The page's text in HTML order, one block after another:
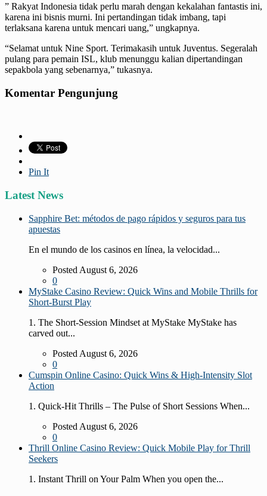
” Rakyat Indonesia tidak perlu marah dengan kekalahan fantastis ini,
karena ini bisnis murni. Ini pertandingan tidak imbang, tapi
terlaksana karena untuk mencari uang,” ungkapnya.
“Selamat untuk Nine Sport. Terimakasih untuk Juventus. Segeralah
pulang para pemain ISL, klub menunggu kalian dipertandingan
sepakbola yang sebenarnya,” tukasnya.
Komentar Pengunjung
Pin It
Latest News
Sapphire Bet: métodos de pago rápidos y seguros para tus
apuestas
En el mundo de los casinos en línea, la velocidad...
Posted August 6, 2026
0
MyStake Casino Review: Quick Wins and Mobile Thrills for
Short‑Burst Play
1. The Short‑Session Mindset at MyStake MyStake has
carved out...
Posted August 6, 2026
0
Cumspin Online Casino: Quick Wins & High‑Intensity Slot
Action
1. Quick‑Hit Thrills – The Pulse of Short Sessions When...
Posted August 6, 2026
0
Thrill Online Casino Review: Quick Mobile Play for Thrill
Seekers
1. Instant Thrill on Your Palm When you open the...